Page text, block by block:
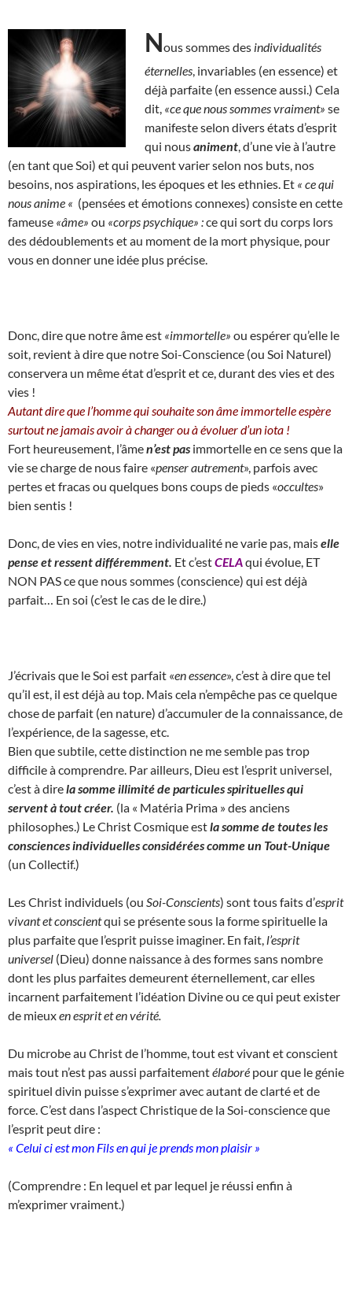
Nous sommes des individualités
éternelles , invariables (en essence) et
déjà parfaite (en essence aussi.) Cela
dit, «ce que nous sommes vraiment» se
manifeste selon divers états d’esprit
qui nousaniment , d’une vie à l’autre
(en tant que Soi) et qui peuvent varier selon nos buts, nos
besoins, nos aspirations, les époques et les ethnies. Et « ce qui
nous anime « (pensées et émotions connexes) consiste en cette
fameuse «âme» ou «corps psychique» :ce qui sort du corps lors
des dédoublements et au moment de la mort physique, pour
vous en donner une idée plus précise.
Donc, dire que notre âme est «immortelle» ou espérer qu’elle le
soit, revient à dire que notre Soi-Conscience (ou Soi Naturel)
conservera un même état d’esprit et ce, durant des vies et des
vies !
Autant dire que l’homme qui souhaite son âme immortelle espère
surtout ne jamais avoir à changer ou à évoluer d’un iota !
Fort heureusement, l’âmen’est pas immortelle en ce sens que la
vie se charge de nous faire «penser autrement», parfois avec
pertes et fracas ou quelques bons coups de pieds «occultes»
bien sentis !
Donc, de vies en vies, notre individualité ne varie pas, maiselle
pense et ressent différemment. Et c’estCELAqui évolue, ET
NON PAS ce que nous sommes (conscience) qui est déjà
parfait… En soi (c’est le cas de le dire.)
J’écrivais que le Soi est parfait «en essence», c’est à dire que tel
qu’il est, il est déjà au top. Mais cela n’empêche pas ce quelque
chose de parfait (en nature) d’accumuler de la connaissance, de
l’expérience, de la sagesse, etc.
Bien que subtile, cette distinction ne me semble pas trop
difficile à comprendre. Par ailleurs, Dieu est l’esprit universel,
c’est à direla somme illimité de particules spirituelles qui
servent à tout créer. (la « Matéria Prima » des anciens
philosophes.) Le Christ Cosmique estla somme de toutes les
consciences individuelles considérées comme un Tout-Unique
(un Collectif.)
Les Christ individuels (ou Soi-Conscients) sont tous faits d’esprit
vivant et conscientqui se présente sous la forme spirituelle la
plus parfaite que l’esprit puisse imaginer. En fait, l’esprit
universel (Dieu) donne naissance à des formes sans nombre
dont les plus parfaites demeurent éternellement, car elles
incarnent parfaitement l’idéation Divine ou ce qui peut exister
de mieuxen esprit et en vérité.
Du microbe au Christ de l’homme, tout est vivant et conscient
mais tout n’est pas aussi parfaitementélaboré pour que le génie
spirituel divin puisse s’exprimer avec autant de clarté et de
force. C’est dans l’aspect Christique de la Soi-conscience que
l’esprit peut dire :
« Celui ci est mon Fils en qui je prends mon plaisir »
(Comprendre : En lequel et par lequel je réussi enfin à
m’exprimer vraiment.)